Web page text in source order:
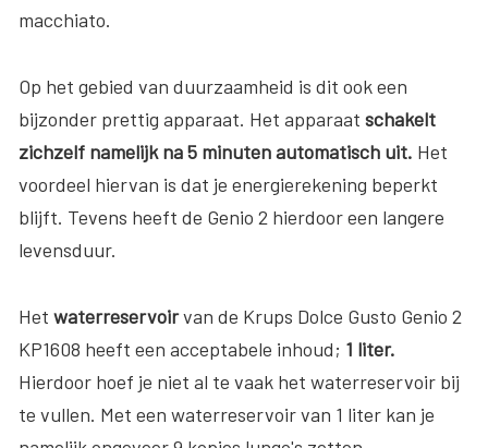
macchiato.
Op het gebied van duurzaamheid is dit ook een
bijzonder prettig apparaat. Het apparaat schakelt
zichzelf namelijk na 5 minuten automatisch uit. Het
voordeel hiervan is dat je energierekening beperkt
blijft. Tevens heeft de Genio 2 hierdoor een langere
levensduur.
Het waterreservoirvan de Krups Dolce Gusto Genio 2
KP1608 heeft een acceptabele inhoud; 1 liter.
Hierdoor hoef je niet al te vaak het waterreservoir bij
te vullen. Met een waterreservoir van 1 liter kan je